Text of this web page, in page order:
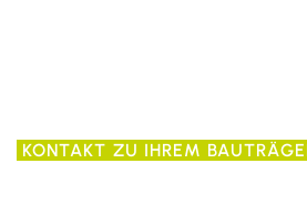
KONTAKT ZU IHREM